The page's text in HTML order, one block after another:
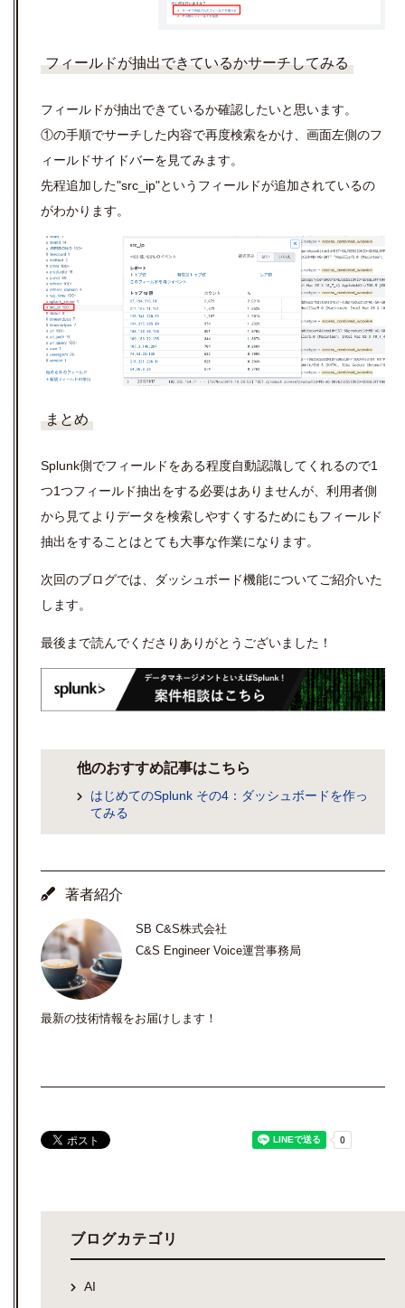
フィールドが抽出できているかサーチしてみる
フィールドが抽出できているか確認したいと思います。
①の手順でサーチした内容で再度検索をかけ、画面左側のフ
ィールドサイドバーを見てみます。
先程追加した"src_ip"というフィールドが追加されているの
がわかります。
まとめ
Splunk側でフィールドをある程度自動認識してくれるので1
つ1つフィールド抽出をする必要はありませんが、利用者側
から見てよりデータを検索しやすくするためにもフィールド
抽出をすることはとても大事な作業になります。
次回のブログでは、ダッシュボード機能についてご紹介いた
します。
最後まで読んでくださりありがとうございました！
他のおすすめ記事はこちら
はじめてのSplunk その4：ダッシュボードを作っ
てみる
著者紹介
SB C&S株式会社
C&S Engineer Voice運営事務局
最新の技術情報をお届けします！
ブログカテゴリ
AI